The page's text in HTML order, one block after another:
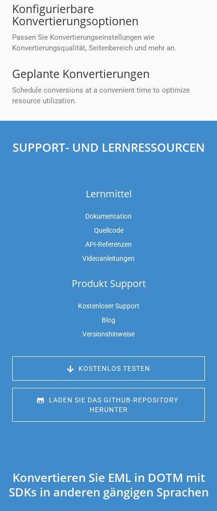
Konfigurierbare
Konvertierungsoptionen
Passen Sie Konvertierungseinstellungen wie
Konvertierungsqualität, Seitenbereich und mehr an.
Geplante Konvertierungen
Schedule conversions at a convenient time to optimize
resource utilization.
SUPPORT- UND LERNRESSOURCEN
Lernmittel
Dokumentation
Quellcode
API-Referenzen
Videoanleitungen
Produkt Support
Kostenloser Support
Blog
Versionshinweise
KOSTENLOS TESTEN
LADEN SIE DAS GITHUB-REPOSITORY
HERUNTER
Konvertieren Sie EML in DOTM mit
SDKs in anderen gängigen Sprachen